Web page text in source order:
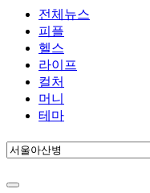
전체뉴스
피플
헬스
라이프
컬처
머니
테마